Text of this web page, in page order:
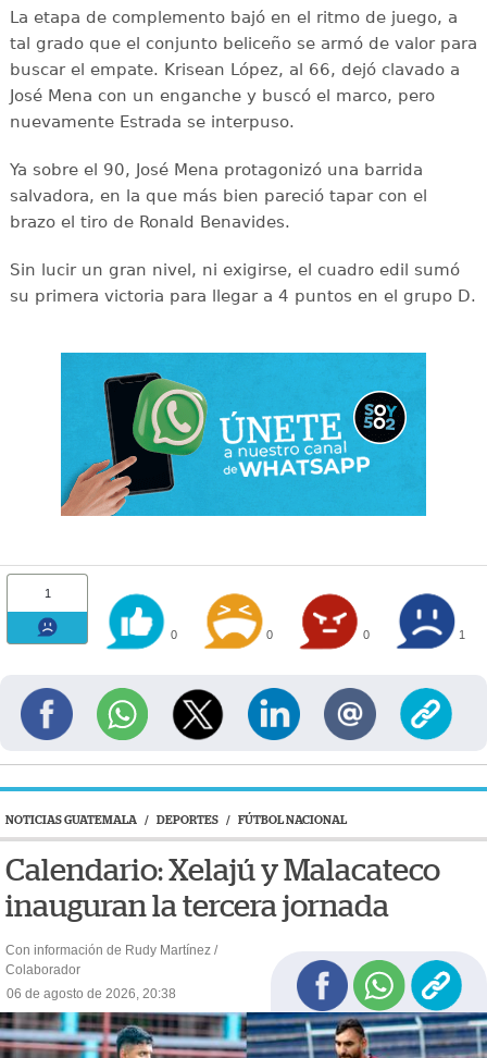
La etapa de complemento bajó en el ritmo de juego, a
tal grado que el conjunto beliceño se armó de valor para
buscar el empate. Krisean López, al 66, dejó clavado a
José Mena con un enganche y buscó el marco, pero
nuevamente Estrada se interpuso.
Ya sobre el 90, José Mena protagonizó una barrida
salvadora, en la que más bien pareció tapar con el
brazo el tiro de Ronald Benavides.
Sin lucir un gran nivel, ni exigirse, el cuadro edil sumó
su primera victoria para llegar a 4 puntos en el grupo D.
1
0 0 0 1
NOTICIAS GUATEMALA / DEPORTES / FÚTBOL NACIONAL
Calendario: Xelajú y Malacateco
inauguran la tercera jornada
Con información de Rudy Martínez /
Colaborador
06 de agosto de 2026, 20:38